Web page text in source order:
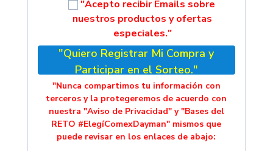
"Acepto recibir Emails sobre
nuestros productos y ofertas
especiales."
"Quiero Registrar Mi Compra y
Participar en el Sorteo."
"Nunca compartimos tu información con
terceros y la protegeremos de acuerdo con
nuestra "Aviso de Privacidad" y "Bases del
RETO #ElegíComexDayman" mismos que
puede revisar en los enlaces de abajo: